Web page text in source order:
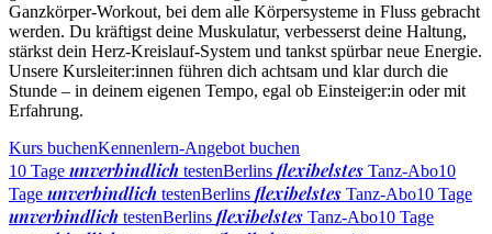
Ganzkörper-Workout, bei dem alle Körpersysteme in Fluss gebracht
werden. Du kräftigst deine Muskulatur, verbesserst deine Haltung,
stärkst dein Herz-Kreislauf-System und tankst spürbar neue Energie.
Unsere Kursleiter:innen führen dich achtsam und klar durch die
Stunde – in deinem eigenen Tempo, egal ob Einsteiger:in oder mit
Erfahrung.
Kurs buchenKennenlern-Angebot buchen
10 Tage unverbindlich testenBerlins flexibelstes Tanz-Abo10
Tage unverbindlich testenBerlins flexibelstes Tanz-Abo10 Tage
unverbindlich testenBerlins flexibelstes Tanz-Abo10 Tage